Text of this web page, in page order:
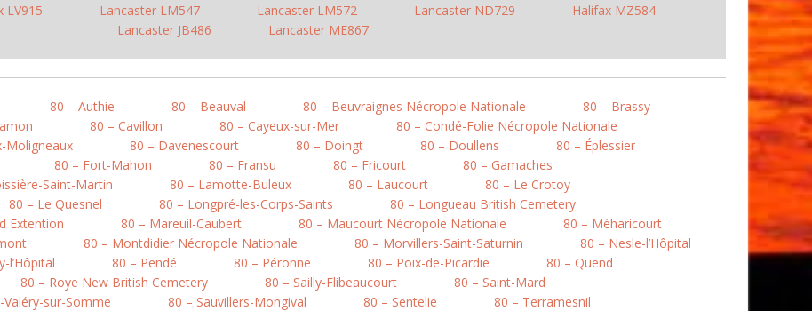
LV915 Lancaster LM547 Lancaster LM572 Lancaster ND729
Halifax MZ584
Lancaster JB486
Lancaster ME867
80 – Authie 80 – Beauval 80 – Beuvraignes Nécropole Nationale
80 – Brassy
80 – Cavillon 80 – Cayeux-sur-Mer
80 – Condé-Folie Nécropole Nationale
Moligneaux 80 – Davenescourt 80 – Doingt 80 – Doullens
80 – Éplessier
80 – Fort-Mahon 80 – Fransu 80 – Fricourt
80 – Gamaches
Saint-Martin 80 – Lamotte-Buleux 80 – Laucourt
80 – Le Crotoy
80 – Le Quesnel 80 – Longpré-les-Corps-Saints
80 – Longueau British Cemetery
Extention
80 – Mareuil-Caubert 80 – Maucourt Nécropole Nationale
80 – Méharicourt
80 – Montdidier Nécropole Nationale 80 – Morvillers-Saint-Saturnin
80 – Nesle-l’Hôpital
l’Hôpital 80 – Pendé 80 – Péronne 80 – Poix-de-Picardie
80 – Quend
80 – Roye New British Cemetery 80 – Sailly-Flibeaucourt
80 – Saint-Mard
Valéry-sur-Somme 80 – Sauvillers-Mongival 80 – Sentelie
80 – Terramesnil